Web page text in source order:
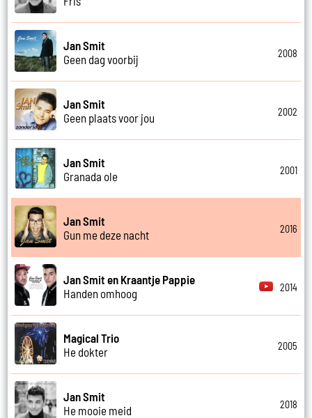
Jan Smit
Geen dag voorbij
2008
Jan Smit
Geen plaats voor jou
2002
Jan Smit
Granada ole
2001
Jan Smit
Gun me deze nacht
2016
Jan Smit en Kraantje Pappie
Handen omhoog
2014
Magical Trio
He dokter
2005
Jan Smit
He mooie meid
2018